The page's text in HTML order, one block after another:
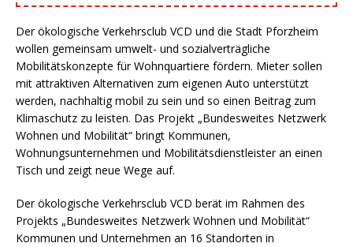
Der ökologische Verkehrsclub VCD und die Stadt Pforzheim
wollen gemeinsam umwelt- und sozialverträgliche
Mobilitätskonzepte für Wohnquartiere fördern. Mieter sollen
mit attraktiven Alternativen zum eigenen Auto unterstützt
werden, nachhaltig mobil zu sein und so einen Beitrag zum
Klimaschutz zu leisten. Das Projekt „Bundesweites Netzwerk
Wohnen und Mobilität“ bringt Kommunen,
Wohnungsunternehmen und Mobilitätsdienstleister an einen
Tisch und zeigt neue Wege auf.
Der ökologische Verkehrsclub VCD berät im Rahmen des
Projekts „Bundesweites Netzwerk Wohnen und Mobilität“
Kommunen und Unternehmen an 16 Standorten in